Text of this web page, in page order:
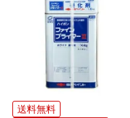
送料無料